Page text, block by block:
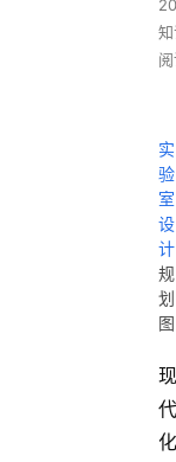
实
验
室
设
计
规
划
图
现
代
化